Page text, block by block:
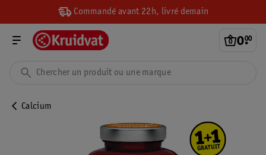
Commandé avant 22h, livré demain
0.
00
Calcium